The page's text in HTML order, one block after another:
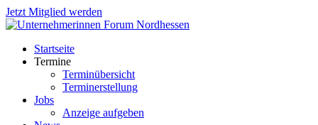
Jetzt Mitglied werden
Startseite
Termine
Terminübersicht
Terminerstellung
Jobs
Anzeige aufgeben